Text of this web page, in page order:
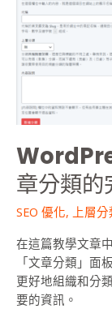
章分類的
SEO 優化, 上層
在這篇教學文章
「文章分類」面
更好地組織和分
要的資訊。
設
定
與
編
文
章
類
的
完
整
南